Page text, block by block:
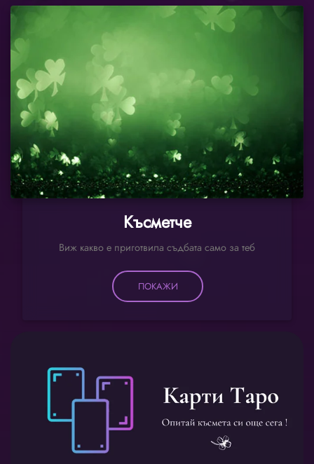
Късметче
Виж какво е приготвила съдбата само за теб
ПОКАЖИ